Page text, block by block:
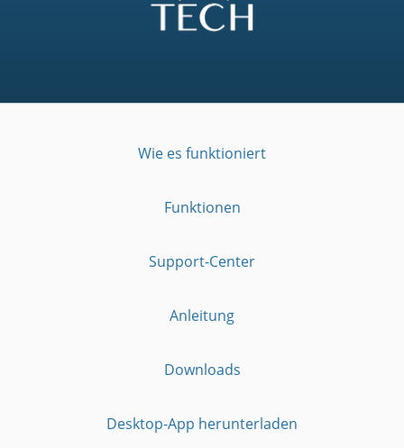
Wie es funktioniert
Funktionen
Support-Center
Anleitung
Downloads
Desktop-App herunterladen